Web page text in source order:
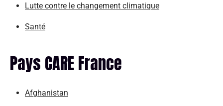
Lutte contre le changement climatique
Santé
Pays CARE France
Afghanistan